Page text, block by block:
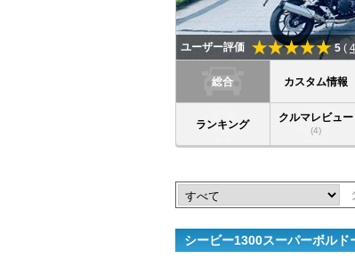
ユーザー評価 5 ( 4
総合 カスタム情報
ランキング
クルマレビュー
(4)
シービー1300スーパーボルド